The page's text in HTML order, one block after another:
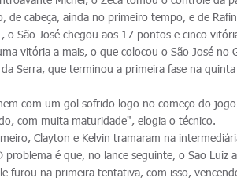
cabeça, ainda no primeiro tempo, e de
São José chegou aos 17 pontos e cinco
vitória a mais, o que colocou o São José no
Serra, que terminou a primeira fase na quinta
com um gol sofrido logo no começo do
com muita maturidade", elogia o técnico.
Clayton e Kelvin tramaram na
é que, no lance seguinte, o Sao Luiz
furou na primeira tentativa, com isso,